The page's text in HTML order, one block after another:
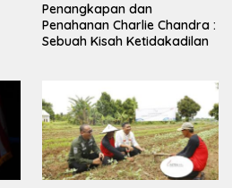
Penangkapan dan
Penahanan Charlie Chandra :
Sebuah Kisah Ketidakadilan